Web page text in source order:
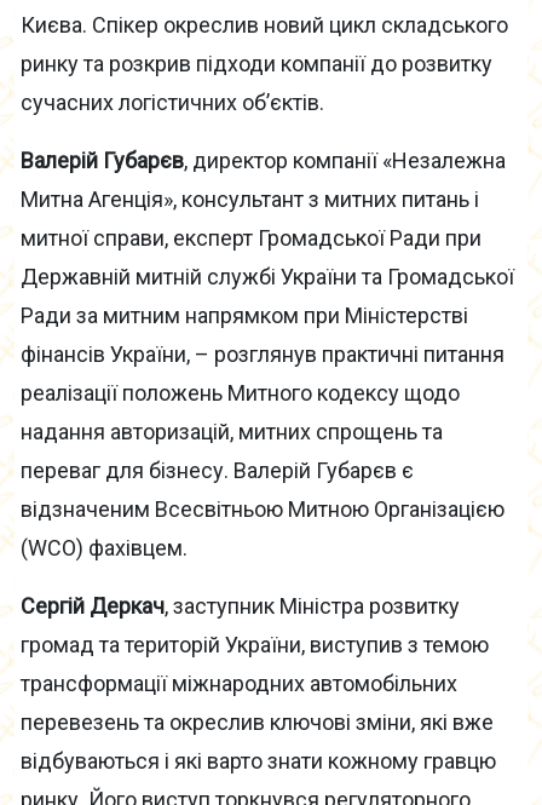
Києва. Спікер окреслив новий цикл складського
ринку та розкрив підходи компанії до розвитку
сучасних логістичних об’єктів.
Валерій Губарєв, директор компанії «Незалежна
Митна Агенція», консультант з митних питань і
митної справи, експерт Громадської Ради при
Державній митній службі України та Громадської
Ради за митним напрямком при Міністерстві
фінансів України, – розглянув практичні питання
реалізації положень Митного кодексу щодо
надання авторизацій, митних спрощень та
переваг для бізнесу. Валерій Губарєв є
відзначеним Всесвітньою Митною Організацією
(WCO) фахівцем.
Сергій Деркач, заступник Міністра розвитку
громад та територій України, виступив з темою
трансформації міжнародних автомобільних
перевезень та окреслив ключові зміни, які вже
відбуваються і які варто знати кожному гравцю
ринку. Його виступ торкнувся регуляторного